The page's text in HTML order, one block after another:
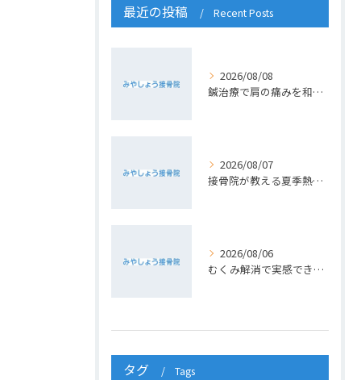
最近の投稿 Recent Posts
2026/08/08
鍼治療で肩の痛みを和らげる方法
2026/08/07
接骨院が教える夏季熱中症対策法
2026/08/06
むくみ解消で実感できる接骨院の小顔ケア術
タグ Tags